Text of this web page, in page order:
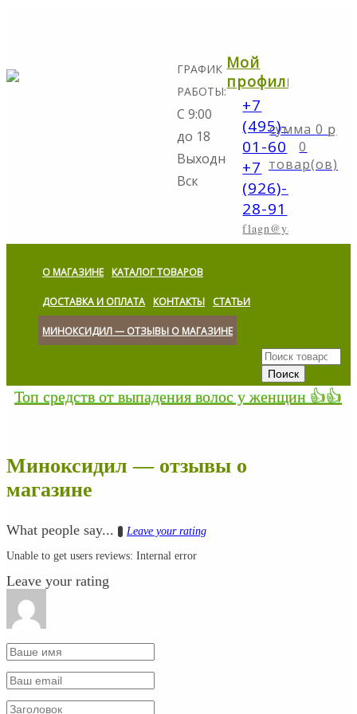
ГРАФИК
РАБОТЫ:
С 9:00
до 18
Выходной:
Вск
Мой
профиль
+7
(495)-298-
01-60
+7
(926)-773-
28-91
flagn@yandex.ru
0 ք
0
товар(ов)
О МАГАЗИНЕ КАТАЛОГ ТОВАРОВ
ДОСТАВКА И ОПЛАТА КОНТАКТЫ СТАТЬИ
МИНОКСИДИЛ — ОТЗЫВЫ О МАГАЗИНЕ
Топ средств от выпадения волос у женщин 👍👍
Миноксидил — отзывы о
магазине
What people say... 0 Leave your rating
Unable to get users reviews: Internal error
Leave your rating